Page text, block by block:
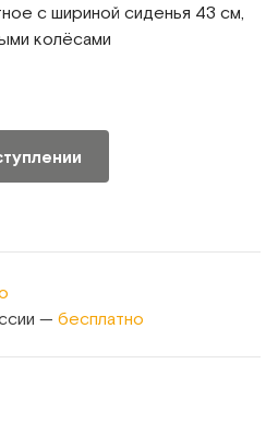
с шириной сиденья 43 см,
колёсами
— бесплатно